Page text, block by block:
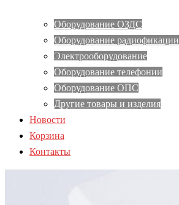
Оборудование ОЗДС
Оборудование радиофикации
Электрооборудование
Оборудование телефонии
Оборудование ОПС
Другие товары и изделия
Новости
Корзина
Контакты